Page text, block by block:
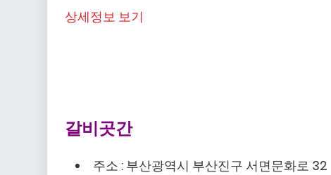
상세정보 보기
갈비곳간
주소 : 부산광역시 부산진구 서면문화로 32